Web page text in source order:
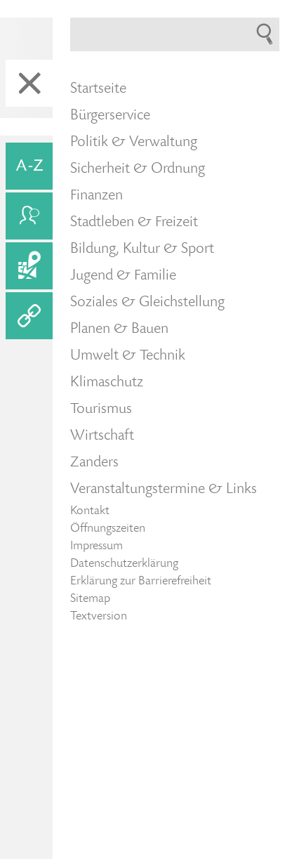
Startseite
Bürgerservice
Politik & Verwaltung
Sicherheit & Ordnung
Finanzen
Stadtleben & Freizeit
Bildung, Kultur & Sport
Jugend & Familie
Soziales & Gleichstellung
Planen & Bauen
Umwelt & Technik
Klimaschutz
Tourismus
Wirtschaft
Zanders
Veranstaltungstermine & Links
Kontakt
Öffnungszeiten
Impressum
Datenschutzerklärung
Erklärung zur Barrierefreiheit
Sitemap
Textversion